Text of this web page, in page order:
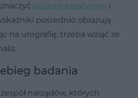
poziom kreatyniny i
pośrednio obrazują
na urografię, trzeba wziąć ze
badania
narządów, których